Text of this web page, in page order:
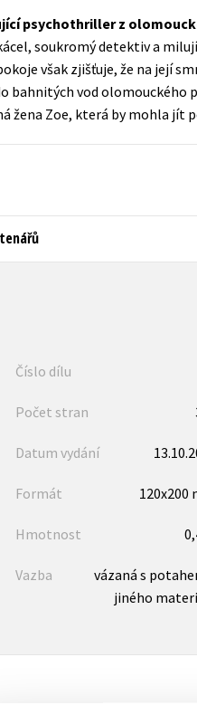
Hobby
Jazyky
Kalendáře
Kariéra a osobní rozvoj
psychothriller z
soukromý detektiv a
však zjišťuje, že na její
bahnitých vod olomouckého
žena Zoe, která by mohla jít
Číslo dílu
Počet stran
Datum vydání
Formát 120x200
Hmotnost
Vazba
vázaná s
jiného